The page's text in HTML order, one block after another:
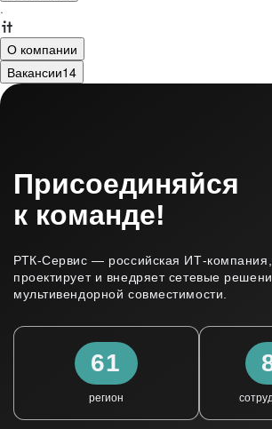
·
О компании
Вакансии14
Присоединяйся
к команде!
РТК-Сервис — российская ИТ‑компания,
проектирует и внедряет сетевые
мультивендорной совместимости.
61
регион